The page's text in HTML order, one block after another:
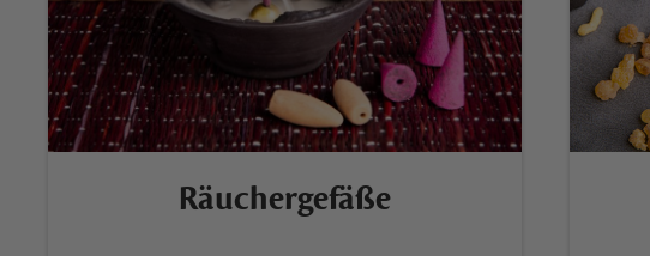
Räuchergefäße